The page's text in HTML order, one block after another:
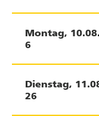
Montag,
6
Dienstag,
26